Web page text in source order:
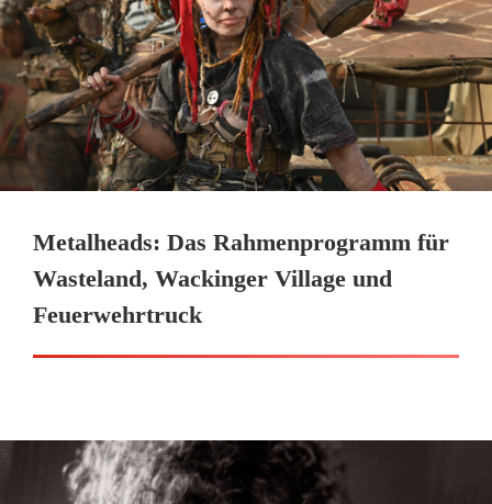
Metalheads: Das Rahmenprogramm für
Wasteland, Wackinger Village und
Feuerwehrtruck